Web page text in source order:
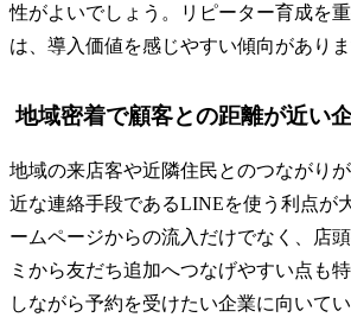
性がよいでしょう。リピーター育成を
は、導入価値を感じやすい傾向がありま
地域密着で顧客との距離が近い
地域の来店客や近隣住民とのつながり
近な連絡手段であるLINEを使う利点が
ームページからの流入だけでなく、店
ミから友だち追加へつなげやすい点も
しながら予約を受けたい企業に向いてい